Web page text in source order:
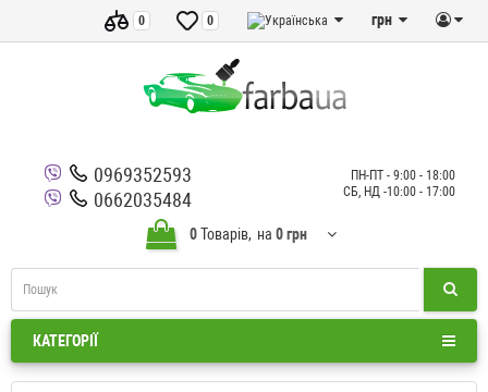
грн
0
0
0969352593
0662035484
ПН-ПТ - 9:00 - 18:00
СБ, НД -10:00 - 17:00
0Товарів, на 0 грн
КАТЕГОРІЇ